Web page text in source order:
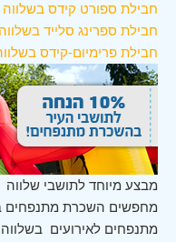
חבילת ספורט קידס בשלווה
חבילת ספרינג סלייד בשלווה
חבילת פרימיום-קידס
מבצע מיוחד לתושבי שלווה
מחפשים השכרת מתנפחים
מתנפחים לאירועים